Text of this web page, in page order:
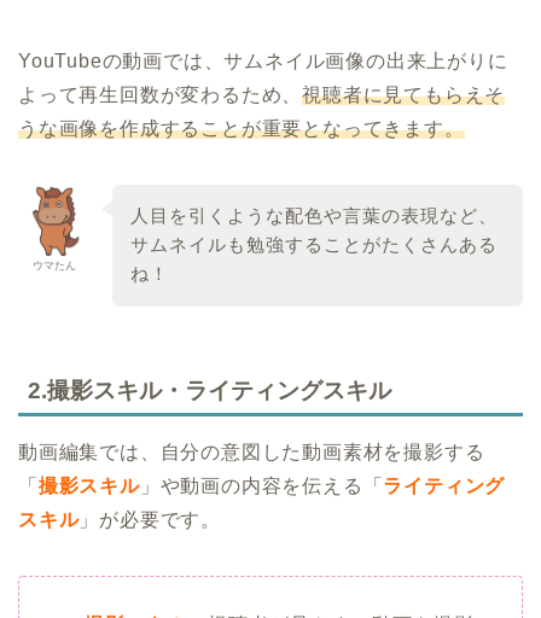
YouTubeの動画では、サムネイル画像の出来上がりに
よって再生回数が変わるため、視聴者に見てもらえそ
うな画像を作成することが重要となってきます。
ウマたん
人目を引くような配色や言葉の表現など、
サムネイルも勉強することがたくさんある
ね！
2.撮影スキル・ライティングスキル
動画編集では、自分の意図した動画素材を撮影する
「 撮影スキル」や動画の内容を伝える「 ライティング
スキル」が必要です。